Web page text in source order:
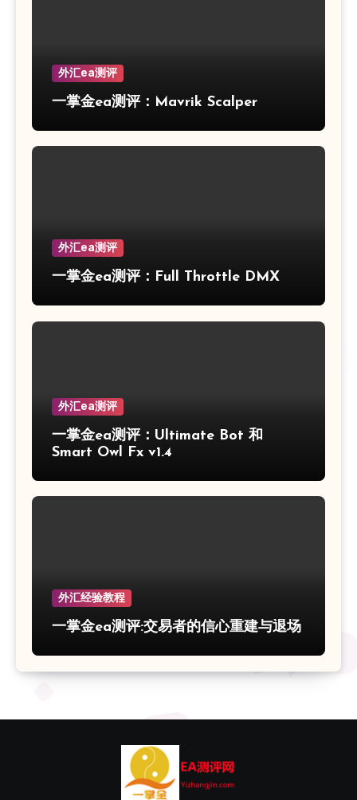
外汇ea测评
一掌金ea测评：Mavrik Scalper
外汇ea测评
一掌金ea测评：Full Throttle DMX
外汇ea测评
一掌金ea测评：Ultimate Bot 和
Smart Owl Fx v1.4
外汇经验教程
一掌金ea测评:交易者的信心重建与退场